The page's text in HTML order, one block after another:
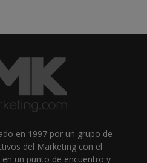
en 1997 por un grupo de
del Marketing con el
un punto de encuentro y